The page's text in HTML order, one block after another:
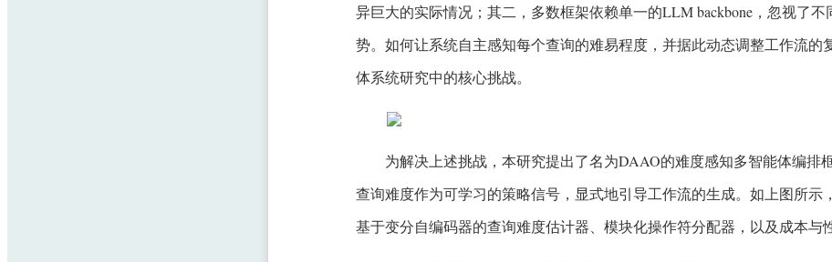
异巨大的实际情况；其二，多数框架依赖单一的LLM backbone，忽视了
势。如何让系统自主感知每个查询的难易程度，并据此动态调整工作流的
体系统研究中的核心挑战。
为解决上述挑战，本研究提出了名为DAAO的难度感知多智能体编排
查询难度作为可学习的策略信号，显式地引导工作流的生成。如上图所示
基于变分自编码器的查询难度估计器、模块化操作符分配器，以及成本与